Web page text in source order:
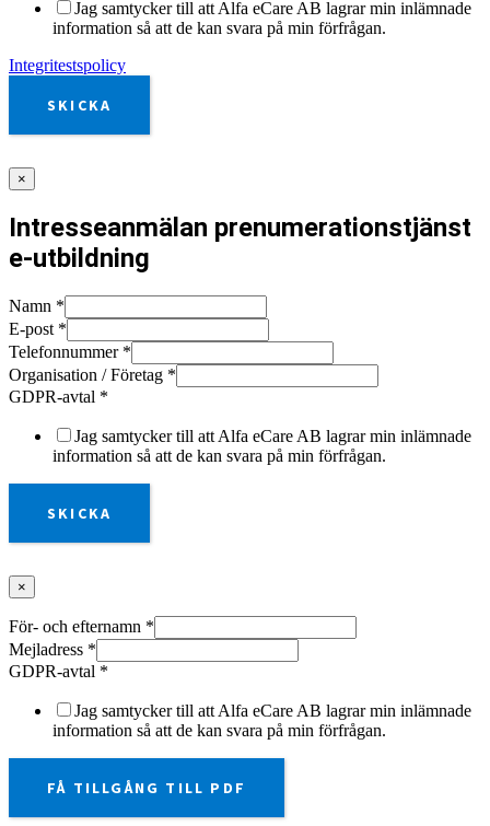
Jag samtycker till att Alfa eCare AB lagrar min inlämnade
information så att de kan svara på min förfrågan.
Integritestspolicy
SKICKA
×
Intresseanmälan prenumerationstjänst
e-utbildning
Namn *
E-post *
Telefonnummer *
Organisation / Företag *
GDPR-avtal *
Jag samtycker till att Alfa eCare AB lagrar min inlämnade
information så att de kan svara på min förfrågan.
SKICKA
×
För- och efternamn *
Mejladress *
GDPR-avtal *
Jag samtycker till att Alfa eCare AB lagrar min inlämnade
information så att de kan svara på min förfrågan.
FÅ TILLGÅNG TILL PDF